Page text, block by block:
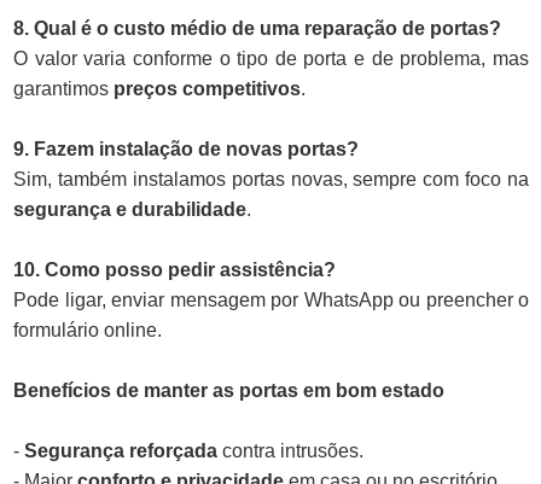
8. Qual é o custo médio de uma reparação de portas?
O valor varia conforme o tipo de porta e de problema, mas
garantimos preços competitivos.
9. Fazem instalação de novas portas?
Sim, também instalamos portas novas, sempre com foco na
segurança e durabilidade.
10. Como posso pedir assistência?
Pode ligar, enviar mensagem por WhatsApp ou preencher o
formulário online.
Benefícios de manter as portas em bom estado
- Segurança reforçada contra intrusões.